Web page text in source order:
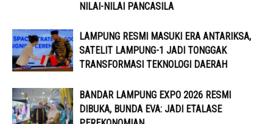
NILAI-NILAI PANCASILA
LAMPUNG RESMI MASUKI ERA ANTARIKSA,
SATELIT LAMPUNG-1 JADI TONGGAK
TRANSFORMASI TEKNOLOGI DAERAH
BANDAR LAMPUNG EXPO 2026 RESMI
DIBUKA, BUNDA EVA: JADI ETALASE